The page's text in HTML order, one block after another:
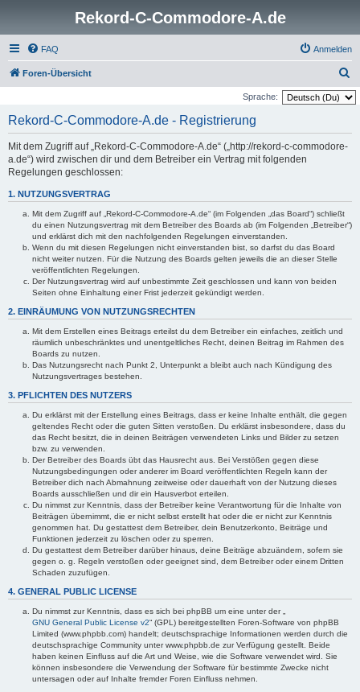
Rekord-C-Commodore-A.de
FAQ Anmelden
Foren-Übersicht
u
Sprache:
Rekord-C-Commodore-A.de - Registrierung
Mit dem Zugriff auf „Rekord-C-Commodore-A.de“ („http://rekord-c-commodore-
a.de“) wird zwischen dir und dem Betreiber ein Vertrag mit folgenden
Regelungen geschlossen:
1. NUTZUNGSVERTRAG
Mit dem Zugriff auf „Rekord-C-Commodore-A.de“ (im Folgenden „das Board“) schließt
du einen Nutzungsvertrag mit dem Betreiber des Boards ab (im Folgenden „Betreiber“)
und erklärst dich mit den nachfolgenden Regelungen einverstanden.
Wenn du mit diesen Regelungen nicht einverstanden bist, so darfst du das Board
nicht weiter nutzen. Für die Nutzung des Boards gelten jeweils die an dieser Stelle
veröffentlichten Regelungen.
Der Nutzungsvertrag wird auf unbestimmte Zeit geschlossen und kann von beiden
Seiten ohne Einhaltung einer Frist jederzeit gekündigt werden.
2. EINRÄUMUNG VON NUTZUNGSRECHTEN
Mit dem Erstellen eines Beitrags erteilst du dem Betreiber ein einfaches, zeitlich und
räumlich unbeschränktes und unentgeltliches Recht, deinen Beitrag im Rahmen des
Boards zu nutzen.
Das Nutzungsrecht nach Punkt 2, Unterpunkt a bleibt auch nach Kündigung des
Nutzungsvertrages bestehen.
3. PFLICHTEN DES NUTZERS
Du erklärst mit der Erstellung eines Beitrags, dass er keine Inhalte enthält, die gegen
geltendes Recht oder die guten Sitten verstoßen. Du erklärst insbesondere, dass du
das Recht besitzt, die in deinen Beiträgen verwendeten Links und Bilder zu setzen
bzw. zu verwenden.
Der Betreiber des Boards übt das Hausrecht aus. Bei Verstößen gegen diese
Nutzungsbedingungen oder anderer im Board veröffentlichten Regeln kann der
Betreiber dich nach Abmahnung zeitweise oder dauerhaft von der Nutzung dieses
Boards ausschließen und dir ein Hausverbot erteilen.
Du nimmst zur Kenntnis, dass der Betreiber keine Verantwortung für die Inhalte von
Beiträgen übernimmt, die er nicht selbst erstellt hat oder die er nicht zur Kenntnis
genommen hat. Du gestattest dem Betreiber, dein Benutzerkonto, Beiträge und
Funktionen jederzeit zu löschen oder zu sperren.
Du gestattest dem Betreiber darüber hinaus, deine Beiträge abzuändern, sofern sie
gegen o. g. Regeln verstoßen oder geeignet sind, dem Betreiber oder einem Dritten
Schaden zuzufügen.
4. GENERAL PUBLIC LICENSE
Du nimmst zur Kenntnis, dass es sich bei phpBB um eine unter der „
GNU General Public License v2“ (GPL) bereitgestellten Foren-Software von phpBB
Limited (www.phpbb.com) handelt; deutschsprachige Informationen werden durch die
deutschsprachige Community unter www.phpbb.de zur Verfügung gestellt. Beide
haben keinen Einfluss auf die Art und Weise, wie die Software verwendet wird. Sie
können insbesondere die Verwendung der Software für bestimmte Zwecke nicht
untersagen oder auf Inhalte fremder Foren Einfluss nehmen.